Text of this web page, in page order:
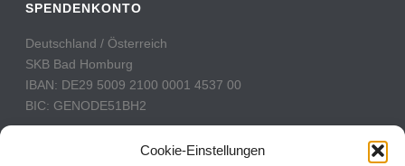
Cookie-Einstellungen
SPENDENKONTO
Deutschland / Österreich
SKB Bad Homburg
IBAN: DE29 5009 2100 0001 4537 00
BIC: GENODE51BH2